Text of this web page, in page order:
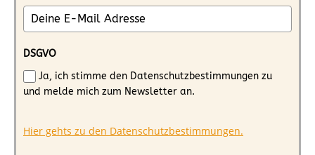
DSGVO
Ja, ich stimme den Datenschutzbestimmungen zu
und melde mich zum Newsletter an.
Hier gehts zu den Datenschutzbestimmungen.